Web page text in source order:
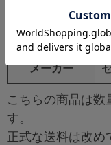
メーカー
こちらの商品は数
す。
正式な送料は改め